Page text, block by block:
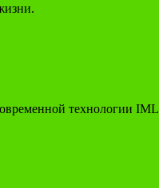
технологии IML